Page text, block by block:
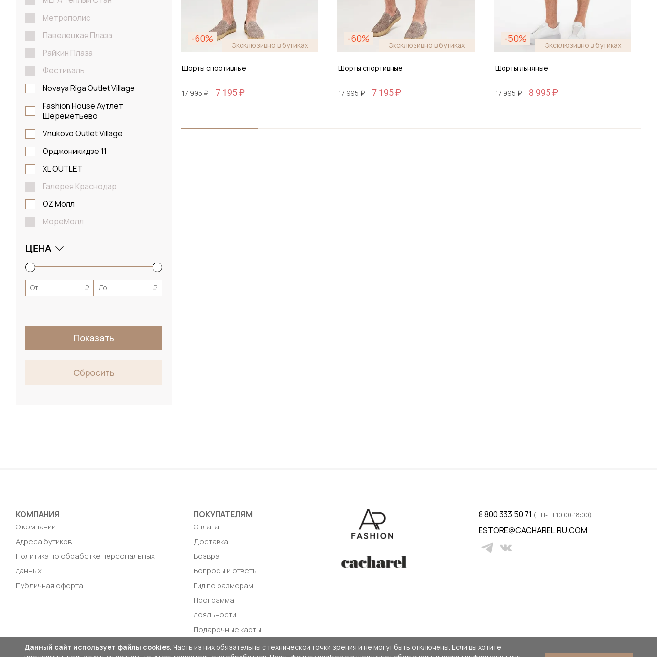
Метрополис
Павелецкая Плаза
Райкин Плаза
Фестиваль
Novaya Riga Outlet Village
Fashion House Аутлет
Шереметьево
Vnukovo Outlet Village
Орджоникидзе 11
XL OUTLET
Галерея Краснодар
OZ Молл
МореМолл
ЦЕНА
От ₽ До ₽
Показать
Сбросить
-60%
Эксклюзивно в бутиках
Шорты спортивные
17 995 ₽ 7 195 ₽
Размер
-60%
Эксклюзивно в бутиках
Шорты спортивные
17 995 ₽ 7 195 ₽
Размер
-50%
Эксклюзивно в бутиках
Шорты льняные
17 995 ₽ 8 995 ₽
Размер
КОМПАНИЯ
О компании
Адреса бутиков
Политика по обработке персональных
данных
Публичная оферта
ПОКУПАТЕЛЯМ
Оплата
Доставка
Возврат
Вопросы и ответы
Гид по размерам
Программа
лояльности
Подарочные карты
8 800 333 50 71 (ПН-ПТ 10:00-18:00)
ESTORE@CACHAREL.RU.COM
Данный сайт использует файлы cookies. Часть из них обязательны с технической точки зрения и не могут быть отключены. Если вы хотите